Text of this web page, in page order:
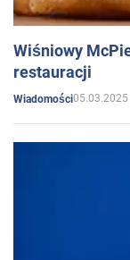
Wiśniowy
restauracji
Wiadomości